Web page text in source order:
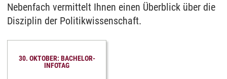
Nebenfach vermittelt Ihnen einen Überblick über die
Disziplin der Politikwissenschaft.
30. OKTOBER: BACHELOR-
INFOTAG